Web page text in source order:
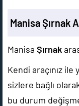
Manisa Şırnak
Manisa Şırnak
Kendi araçınız ile
sizlere bağlı
bu durum